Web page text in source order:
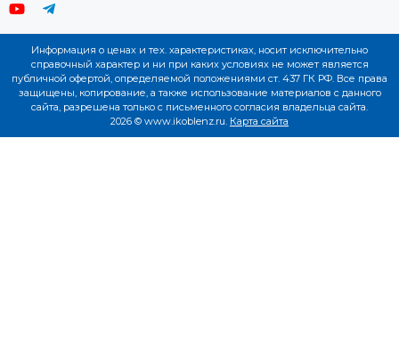
Информация о ценах и тех. характеристиках, носит исключительно
справочный характер и ни при каких условиях не может является
публичной офертой, определяемой положениями ст. 437 ГК РФ. Все права
защищены, копирование, а также использование материалов с данного
сайта, разрешена только с письменного согласия владельца сайта.
2026 © www.ikoblenz.ru. Карта сайта